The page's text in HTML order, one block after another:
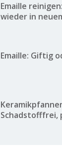
Emaille
wieder in
Emaille: Giftig
Schadstofffrei,